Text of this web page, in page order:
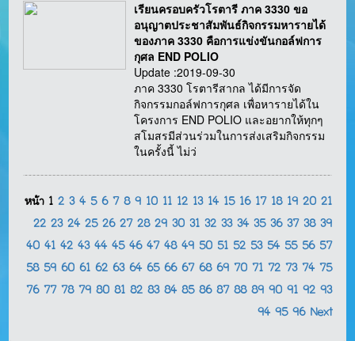
เรียนครอบครัวโรตารี ภาค 3330 ขอ
อนุญาตประชาสัมพันธ์กิจกรรมหารายได้
ของภาค 3330 คือการแข่งขันกอล์ฟการ
กุศล END POLIO
Update :2019-09-30
ภาค 3330 โรตารีสากล ได้มีการจัด
กิจกรรมกอล์ฟการกุศล เพื่อหารายได้ใน
โครงการ END POLIO และอยากให้ทุกๆ
สโมสรมีส่วนร่วมในการส่งเสริมกิจกรรม
ในครั้งนี้ ไม่ว่
หน้า 1 2 3 4 5 6 7 8 9 10 11 12 13 14 15 16 17 18 19 20 21
22 23 24 25 26 27 28 29 30 31 32 33 34 35 36 37 38 39
40 41 42 43 44 45 46 47 48 49 50 51 52 53 54 55 56 57
58 59 60 61 62 63 64 65 66 67 68 69 70 71 72 73 74 75
76 77 78 79 80 81 82 83 84 85 86 87 88 89 90 91 92 93
94 95 96 Next